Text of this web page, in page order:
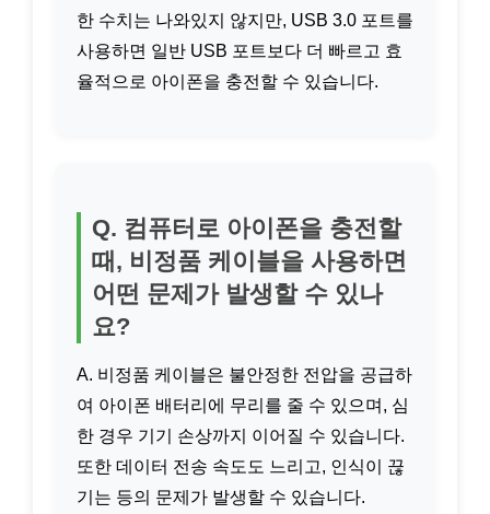
한 수치는 나와있지 않지만, USB 3.0 포트를
사용하면 일반 USB 포트보다 더 빠르고 효
율적으로 아이폰을 충전할 수 있습니다.
Q. 컴퓨터로 아이폰을 충전할
때, 비정품 케이블을 사용하면
어떤 문제가 발생할 수 있나
요?
A. 비정품 케이블은 불안정한 전압을 공급하
여 아이폰 배터리에 무리를 줄 수 있으며, 심
한 경우 기기 손상까지 이어질 수 있습니다.
또한 데이터 전송 속도도 느리고, 인식이 끊
기는 등의 문제가 발생할 수 있습니다.